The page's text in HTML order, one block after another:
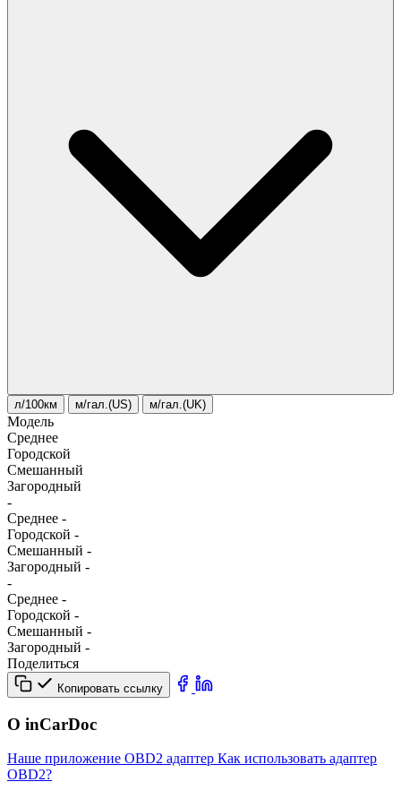
л/100км м/гал.(US) м/гал.(UK)
Модель
Среднее
Городской
Смешанный
Загородный
-
Среднее -
Городской -
Смешанный -
Загородный -
-
Среднее -
Городской -
Смешанный -
Загородный -
Поделиться
Копировать ссылку
О inCarDoc
Наше приложение OBD2 адаптер Как использовать адаптер
OBD2?